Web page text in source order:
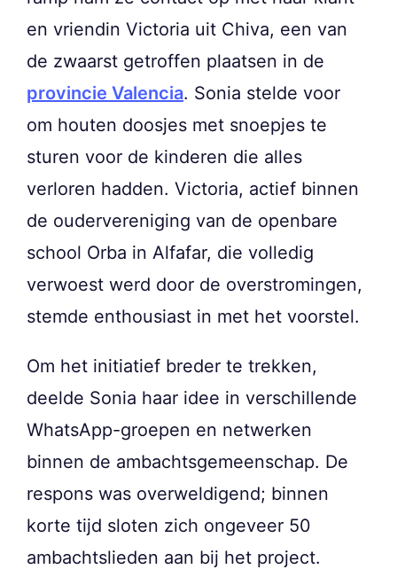
en vriendin Victoria uit Chiva, een van
de zwaarst getroffen plaatsen in de
provincie Valencia. Sonia stelde voor
om houten doosjes met snoepjes te
sturen voor de kinderen die alles
verloren hadden. Victoria, actief binnen
de oudervereniging van de openbare
school Orba in Alfafar, die volledig
verwoest werd door de overstromingen,
stemde enthousiast in met het voorstel.
Om het initiatief breder te trekken,
deelde Sonia haar idee in verschillende
WhatsApp-groepen en netwerken
binnen de ambachtsgemeenschap. De
respons was overweldigend; binnen
korte tijd sloten zich ongeveer 50
ambachtslieden aan bij het project.